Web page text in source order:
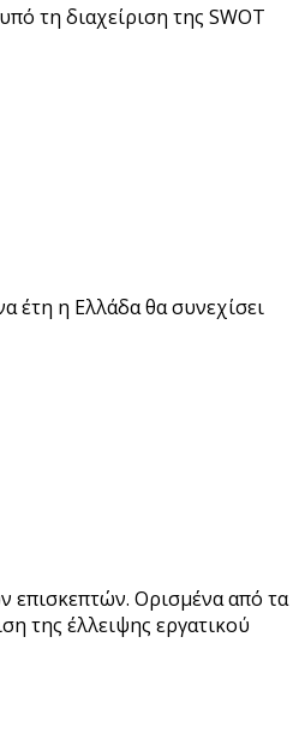
τη διαχείριση της SWOT
έτη η Ελλάδα θα συνεχίσει
επισκεπτών. Ορισμένα από τα
της έλλειψης εργατικού